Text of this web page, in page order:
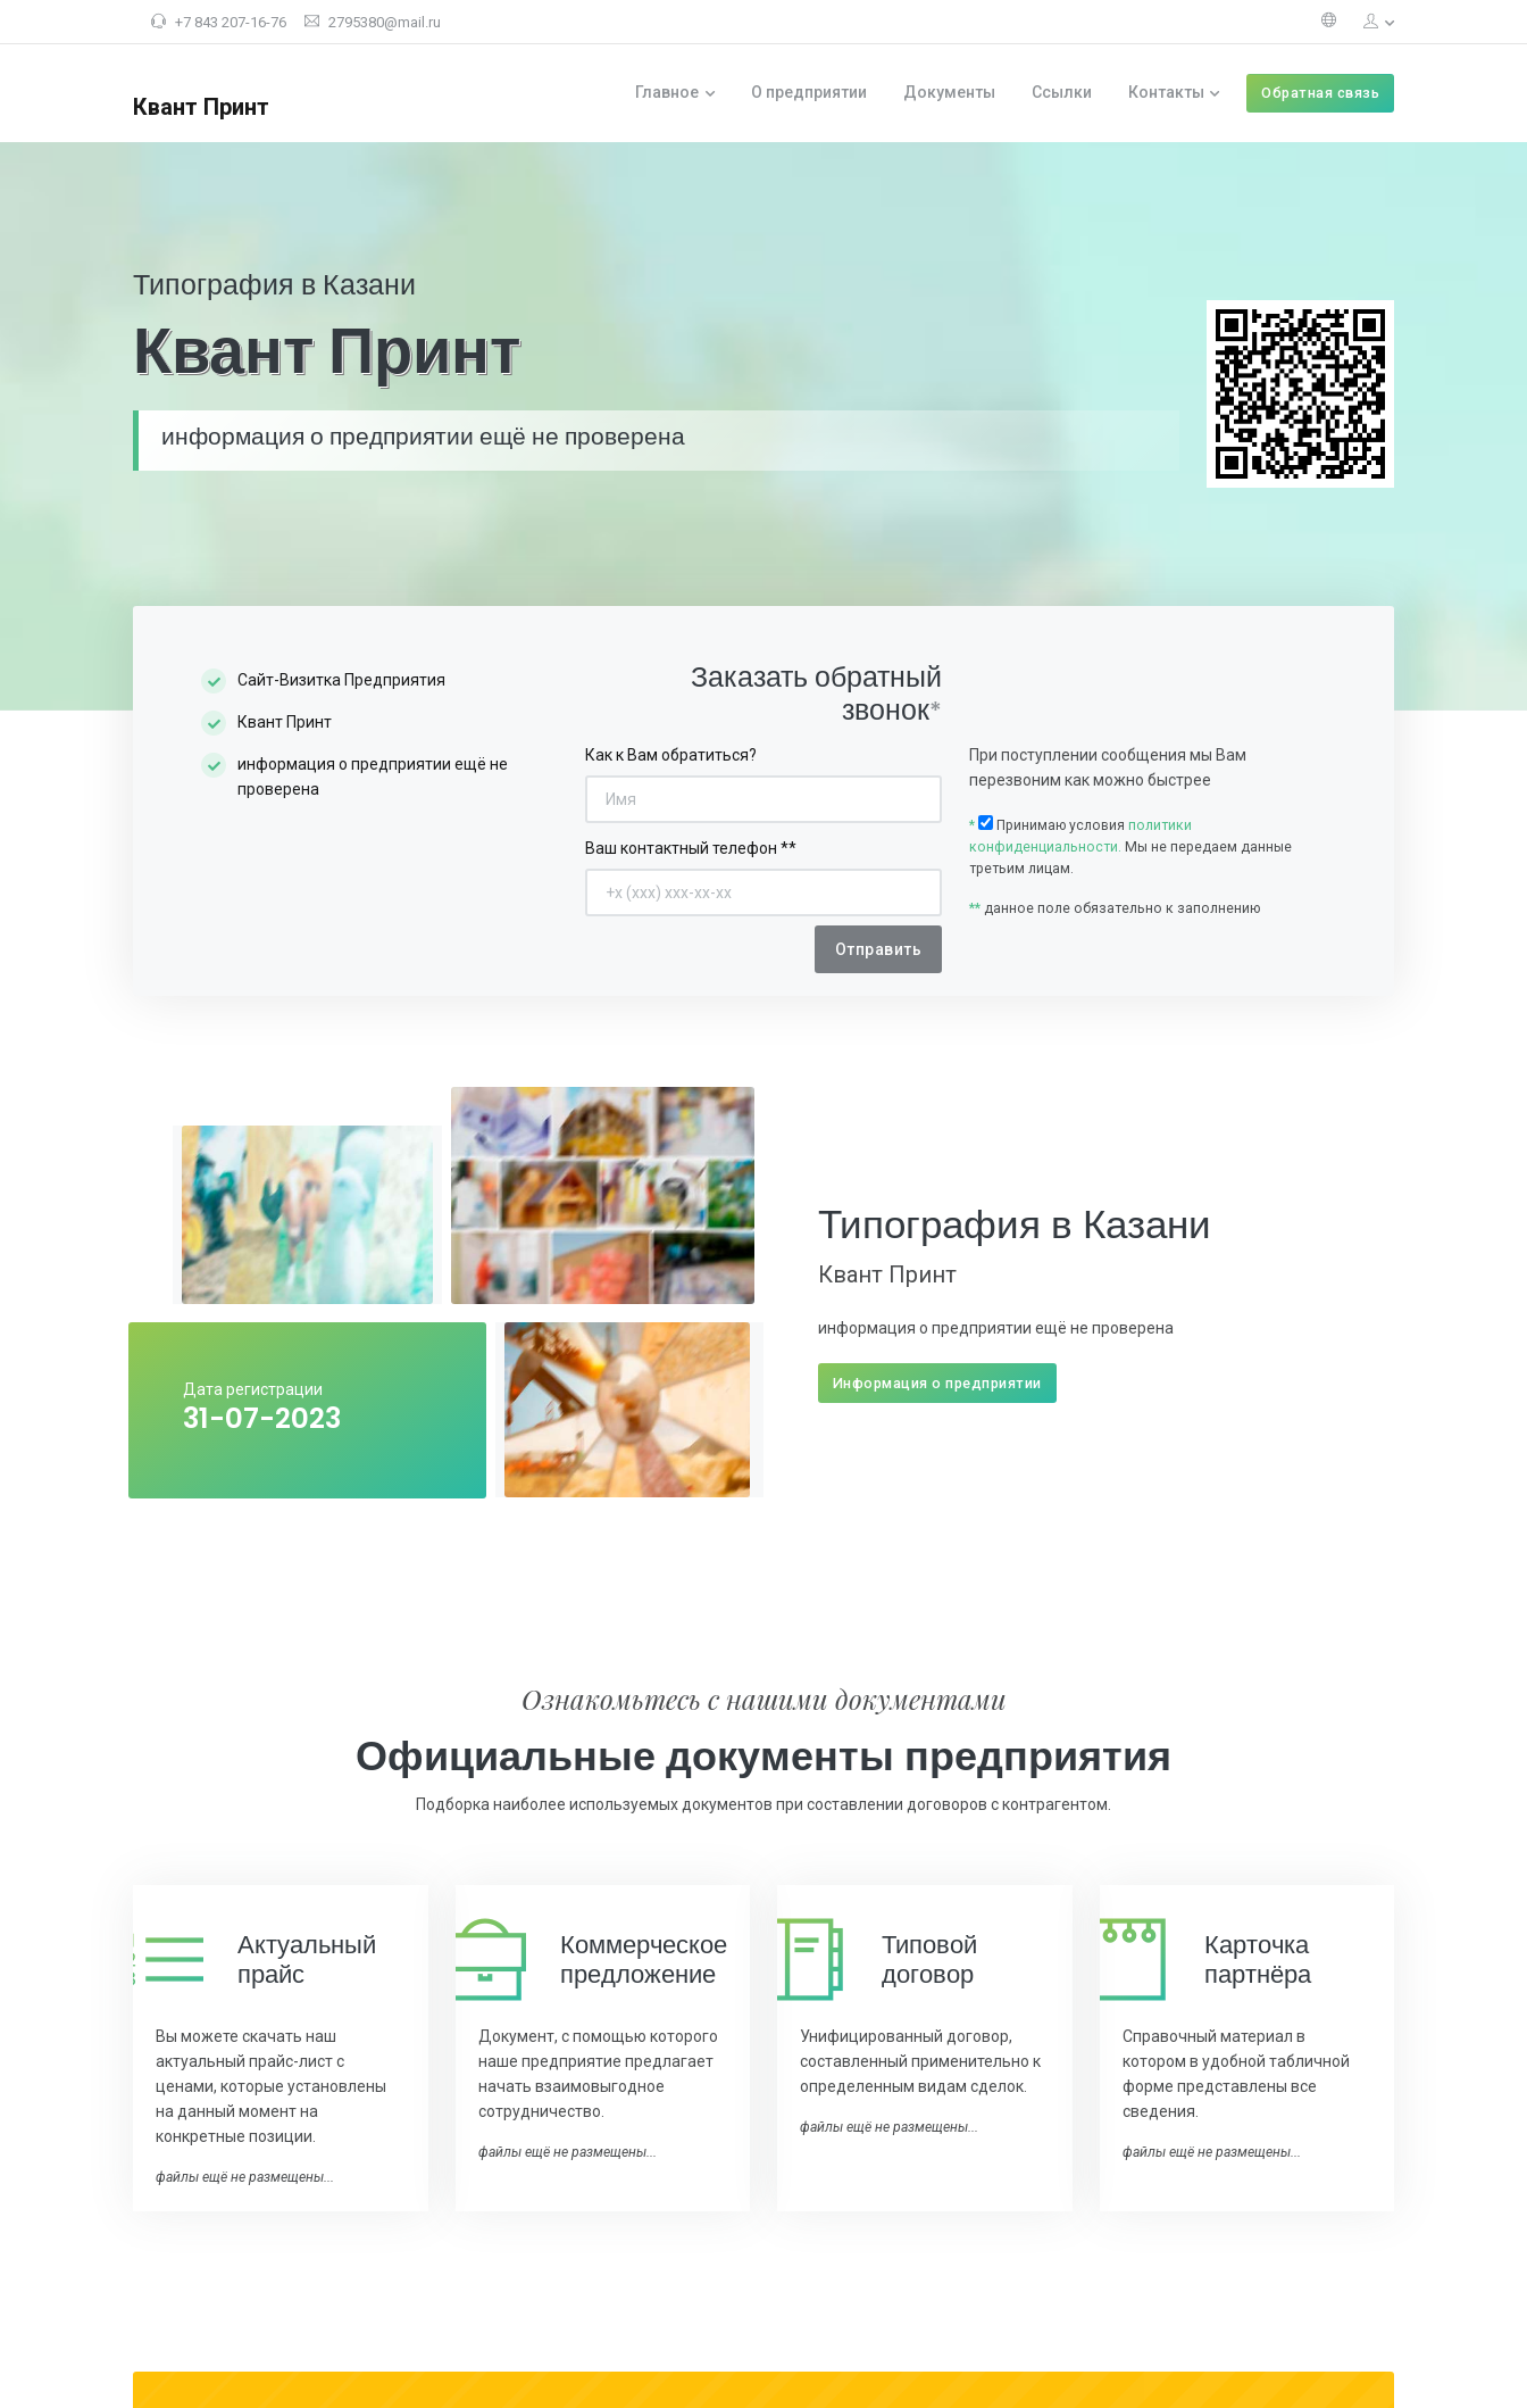
+7 843 207-16-76 2795380@mail.ru
Квант Принт
Главное о предприятии Документы Ссылки Контакты Обратная связь
Типография в Казани
Квант Принт
информация о предприятии ещё не проверена
Сайт-Визитка Предприятия
Квант Принт
информация о предприятии ещё не
проверена
Заказать обратный
звонок*
Как к Вам обратиться?
Ваш контактный телефон **
Отправить
При поступлении сообщения мы Вам
перезвоним как можно быстрее
* Принимаю условия политики
конфиденциальности. Мы не передаем данные
третьим лицам.
** данное поле обязательно к заполнению
Дата регистрации
31-07-2023
Типография в Казани
Квант Принт
информация о предприятии ещё не проверена
Информация о предприятии
Ознакомьтесь с нашими документами
Официальные документы предприятия
Подборка наиболее используемых документов при составлении договоров с контрагентом.
Актуальный
прайс
Вы можете скачать наш
актуальный прайс-лист с
ценами, которые установлены
на данный момент на
конкретные позиции.
файлы ещё не размещены...
Коммерческое
предложение
Документ, с помощью которого
наше предприятие предлагает
начать взаимовыгодное
сотрудничество.
файлы ещё не размещены...
Типовой
договор
Унифицированный договор,
составленный применительно к
определенным видам сделок.
файлы ещё не размещены...
Карточка
партнёра
Справочный материал в
котором в удобной табличной
форме представлены все
сведения.
файлы ещё не размещены...